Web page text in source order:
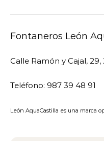
Fontaneros León
Calle Ramón y Cajal,
Teléfono: 987 39 48 91
León AquaCastilla es una marca